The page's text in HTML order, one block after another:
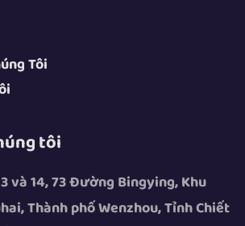
Tôi
tôi
và 14, 73 Đường Bingying, Khu
Thành phố Wenzhou, Tỉnh Chiết